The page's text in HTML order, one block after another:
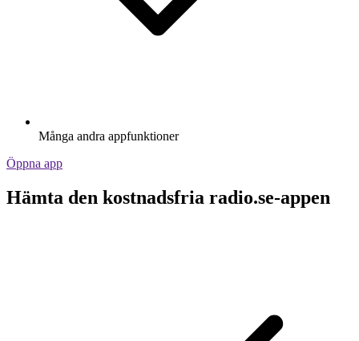
Många andra appfunktioner
Öppna app
Hämta den kostnadsfria radio.se-appen